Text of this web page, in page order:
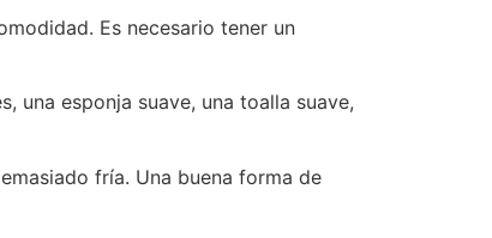
Es necesario tener un
una esponja suave, una toalla suave,
fría. Una buena forma de